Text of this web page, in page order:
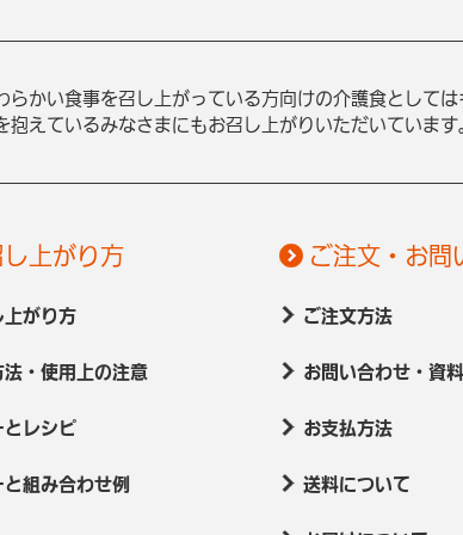
らかい食事を召し上がっている方向けの介護食として
抱えているみなさまにもお召し上がりいただいています
し上がり方
上がり方
法・使用上の注意
とレシピ
と組み合わせ例
ご注文・お問
ご注文方法
お問い合わせ・資
お支払方法
送料について